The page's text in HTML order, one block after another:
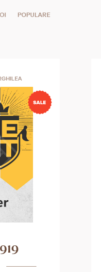
POPULARE